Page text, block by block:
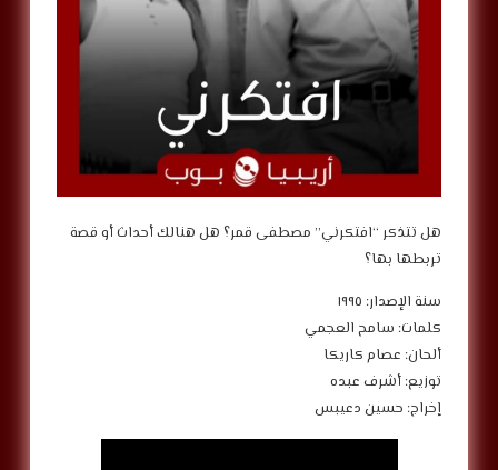
‎هل تتذكر “افتكرني” مصطفى قمر؟ هل هنالك أحداث أو قصة
تربطها بها؟